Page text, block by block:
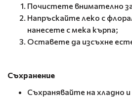
Почистете внимателно
Напръскайте леко с
нанесете с мека кърпа;
Оставете да изсъхне
Съхранение
Съхранявайте на хладно